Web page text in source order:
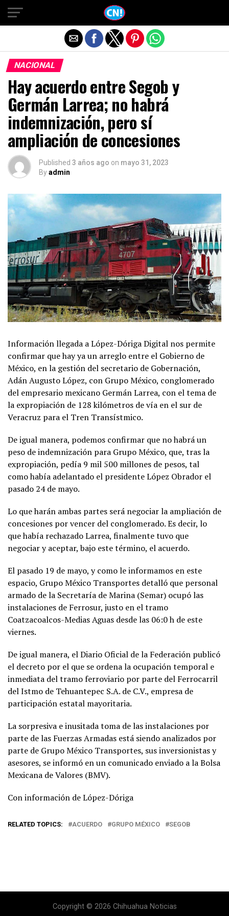
NACIONAL
Hay acuerdo entre Segob y
Germán Larrea; no habrá
indemnización, pero sí
ampliación de concesiones
Published 3 años ago on mayo 31, 2023
Byadmin
Información llegada a López-Dóriga Digital nos permite
confirmar que hay ya un arreglo entre el Gobierno de
México, en la gestión del secretario de Gobernación,
Adán Augusto López, con Grupo México, conglomerado
del empresario mexicano Germán Larrea, con el tema de
la expropiación de 128 kilómetros de vía en el sur de
Veracruz para el Tren Transístmico.
De igual manera, podemos confirmar que no habrá un
peso de indemnización para Grupo México, que, tras la
expropiación, pedía 9 mil 500 millones de pesos, tal
como había adelantado el presidente López Obrador el
pasado 24 de mayo.
Lo que harán ambas partes será negociar la ampliación de
concesiones por vencer del conglomerado. Es decir, lo
que había rechazado Larrea, finalmente tuvo que
negociar y aceptar, bajo este término, el acuerdo.
El pasado 19 de mayo, y como le informamos en este
espacio, Grupo México Transportes detalló que personal
armado de la Secretaría de Marina (Semar) ocupó las
instalaciones de Ferrosur, justo en el tramo
Coatzacoalcos-Medias Aguas desde las 06:0 h de este
viernes.
De igual manera, el Diario Oficial de la Federación publicó
el decreto por el que se ordena la ocupación temporal e
inmediata del tramo ferroviario por parte del Ferrocarril
del Istmo de Tehuantepec S.A. de C.V., empresa de
participación estatal mayoritaria.
La sorpresiva e inusitada toma de las instalaciones por
parte de las Fuerzas Armadas está siendo analizados por
parte de Grupo México Transportes, sus inversionistas y
asesores, se informó en un comunicado enviado a la Bolsa
Mexicana de Valores (BMV).
Con información de López-Dóriga
RELATED TOPICS: ACUERDO GRUPO MÉXICO SEGOB
Copyright © 2026 Chihuahua Noticias
Salir de la versión móvil